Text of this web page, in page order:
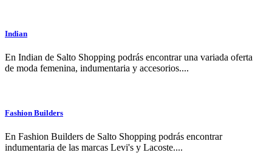
Indian
En Indian de Salto Shopping podrás encontrar una variada oferta
de moda femenina, indumentaria y accesorios....
Fashion Builders
En Fashion Builders de Salto Shopping podrás encontrar
indumentaria de las marcas Levi's y Lacoste....